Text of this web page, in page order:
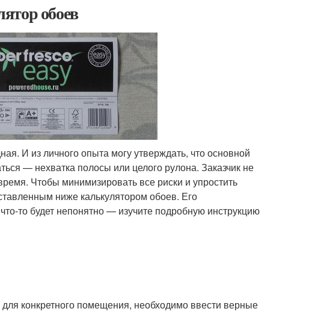
обоев
И из личного опыта могу утверждать, что основной
— нехватка полосы или целого рулона. Заказчик не
Чтобы минимизировать все риски и упростить
ниже калькулятором обоев. Его
то будет непонятно — изучите подробную инструкцию
конкретного помещения, необходимо ввести верные